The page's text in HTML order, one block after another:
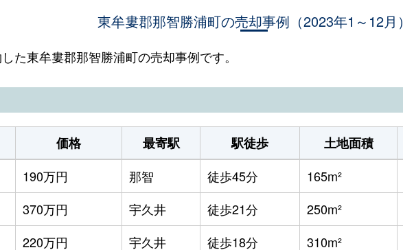
東牟婁郡那智勝浦町の売却事例（2023年1～12月）
た東牟婁郡那智勝浦町の売却事例です。
価格 最寄駅 駅徒歩 土地面積
190万円 那智 徒歩45分 165m²
370万円 宇久井 徒歩21分 250m²
220万円 宇久井 徒歩18分 310m²